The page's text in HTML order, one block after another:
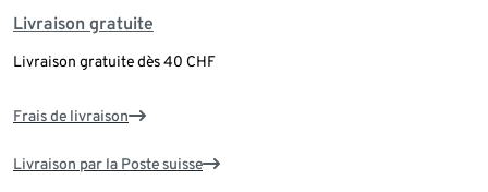
Livraison gratuite
Livraison gratuite dès 40 CHF
Frais de livraison
Livraison par la Poste suisse